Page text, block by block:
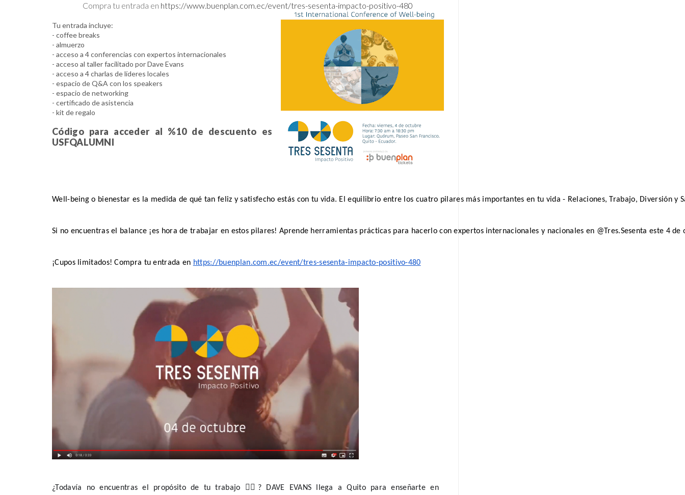
Compra tu entrada en https://www.buenplan.com.ec/event/tres-sesenta-impacto-positivo-480
Tu entrada incluye:
- coffee breaks
- almuerzo
- acceso a 4 conferencias con expertos internacionales
- acceso al taller facilitado por Dave Evans
- acceso a 4 charlas de líderes locales
- espacio de Q&A con los speakers
- espacio de networking
- certificado de asistencia
- kit de regalo
Código para acceder al %10 de descuento es
USFQALUMNI
Well-being o bienestar es la medida de qué tan feliz y satisfecho estás con tu vida. El equilibrio entre los cuatro pilares más importantes en tu vida - Relaciones, Trabajo, Diversión y
Si no encuentras el balance ¡es hora de trabajar en estos pilares! Aprende herramientas prácticas para hacerlo con expertos internacionales y nacionales en @Tres.Sesenta este 4 de
¡Cupos limitados! Compra tu entrada en https://buenplan.com.ec/event/tres-sesenta-impacto-positivo-480
¿Todavía no encuentras el propósito de tu trabajo 🤷‍♂? DAVE EVANS llega a Quito para enseñarte en